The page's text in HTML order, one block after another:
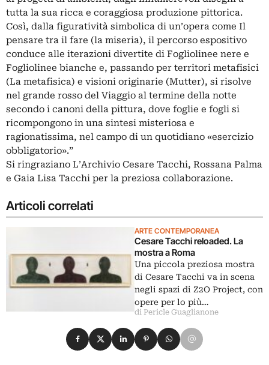
tutta la sua ricca e coraggiosa produzione pittorica.
Così, dalla figuratività simbolica di un’opera come Il
pensare tra il fare (la miseria), il percorso espositivo
conduce alle iterazioni divertite di Fogliolinee nere e
Fogliolinee bianche e, passando per territori metafisici
(La metafisica) e visioni originarie (Mutter), si risolve
nel grande rosso del Viaggio al termine della notte
secondo i canoni della pittura, dove foglie e fogli si
ricompongono in una sintesi misteriosa e
ragionatissima, nel campo di un quotidiano «esercizio
obbligatorio».”
Si ringraziano L’Archivio Cesare Tacchi, Rossana Palma
e Gaia Lisa Tacchi per la preziosa collaborazione.
Articoli correlati
ARTE CONTEMPORANEA
Cesare Tacchi reloaded. La
mostra a Roma
Una piccola preziosa mostra
di Cesare Tacchi va in scena
negli spazi di Z2O Project, con
opere per lo più…
di Pericle Guaglianone
Condividi su Facebook
Condividi su X
Condividi su LinkedIn
Condividi su Pinterest
Condividi su WhatsApp
Condividi su Email